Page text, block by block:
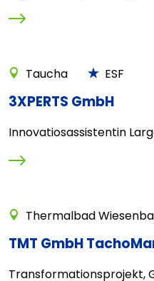
Taucha ESF
3XPERTS GmbH
Innovatiosassistentin
Thermalbad
TMT GmbH
Transformationsprojekt,